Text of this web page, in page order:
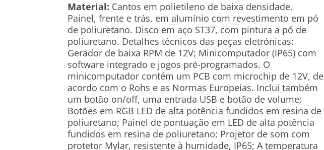
Material: Cantos em polietileno de baixa densidade.
Painel, frente e trás, em alumínio com revestimento em pó
de poliuretano. Disco em aço ST37, com pintura a pó de
poliuretano. Detalhes técnicos das peças eletrónicas:
Gerador de baixa RPM de 12V; Minicomputador (IP65) com
software integrado e jogos pré-programados. O
minicomputador contém um PCB com microchip de 12V, de
acordo com o Rohs e as Normas Europeias. Inclui também
um botão on/off, uma entrada USB e botão de volume;
Botões em RGB LED de alta potência fundidos em resina de
poliuretano; Painel de pontuação em LED de alta potência
fundidos em resina de poliuretano; Projetor de som com
protetor Mylar, resistente à humidade, IP65; A temperatura